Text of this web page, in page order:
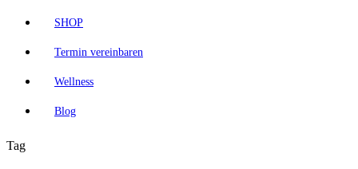
SHOP
Termin vereinbaren
Wellness
Blog
Tag